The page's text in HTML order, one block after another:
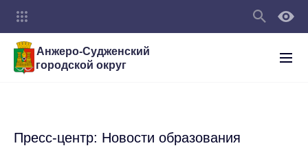
Анжеро-Судженский
городской округ
Пресс-центр: Новости образования